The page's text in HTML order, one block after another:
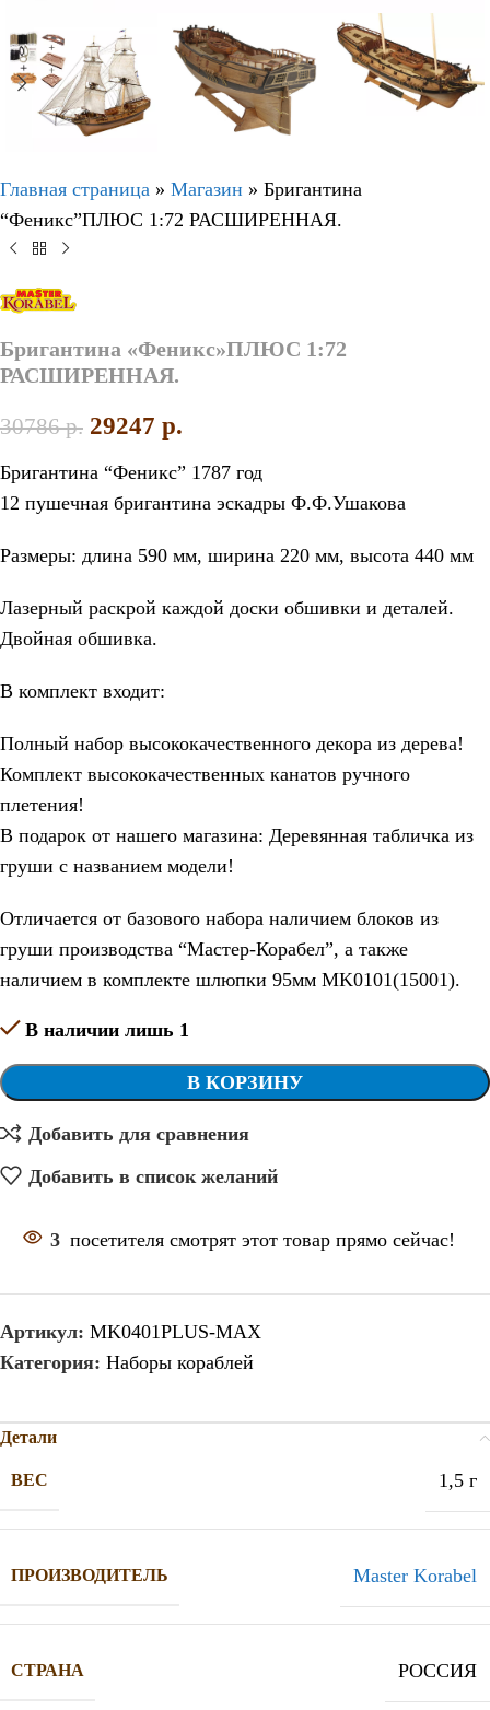
Главная страница » Магазин » Бригантина
“Феникс”ПЛЮС 1:72 РАСШИРЕННАЯ.
Бригантина «Феникс»ПЛЮС 1:72
РАСШИРЕННАЯ.
30786p. 29247 p.
Бригантина “Феникс” 1787 год
12 пушечная бригантина эскадры Ф.Ф.Ушакова
Размеры: длина 590 мм, ширина 220 мм, высота 440 мм
Лазерный раскрой каждой доски обшивки и деталей.
Двойная обшивка.
В комплект входит:
Полный набор высококачественного декора из дерева!
Комплект высококачественных канатов ручного
плетения!
В подарок от нашего магазина: Деревянная табличка из
груши с названием модели!
Отличается от базового набора наличием блоков из
груши производства “Мастер-Корабел”, а также
наличием в комплекте шлюпки 95мм MK0101(15001).
В наличии лишь 1
В КОРЗИНУ
Добавить для сравнения
Добавить в список желаний
3 посетителя смотрят этот товар прямо сейчас!
Артикул: MK0401PLUS-MAX
Категория: Наборы кораблей
Детали
ВЕС 1,5 г
ПРОИЗВОДИТЕЛЬ Master Korabel
СТРАНА РОССИЯ